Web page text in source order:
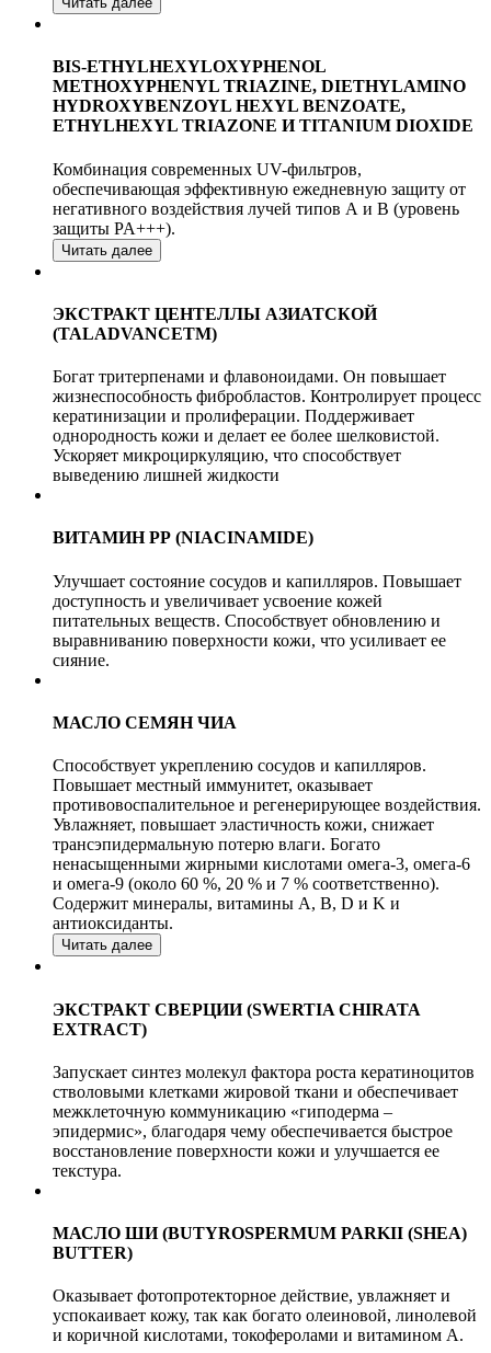
BIS-ETHYLHEXYLOXYPHENOL
METHOXYPHENYL TRIAZINE, DIETHYLAMINO
HYDROXYBENZOYL HEXYL BENZOATE,
ETHYLHEXYL TRIAZONE И TITANIUM DIOXIDE
Комбинация современных UV-фильтров,
обеспечивающая эффективную ежедневную защиту от
негативного воздействия лучей типов А и В (уровень
защиты PA+++).
Читать далее
ЭКСТРАКТ ЦЕНТЕЛЛЫ АЗИАТСКОЙ
(TALADVANCETM)
Богат тритерпенами и флавоноидами. Он повышает
жизнеспособность фибробластов. Контролирует процесс
кератинизации и пролиферации. Поддерживает
однородность кожи и делает ее более шелковистой.
Ускоряет микроциркуляцию, что способствует
выведению лишней жидкости
ВИТАМИН РР (NIACINAMIDE)
Улучшает состояние сосудов и капилляров. Повышает
доступность и увеличивает усвоение кожей
питательных веществ. Способствует обновлению и
выравниванию поверхности кожи, что усиливает ее
сияние.
МАСЛО СЕМЯН ЧИА
Способствует укреплению сосудов и капилляров.
Повышает местный иммунитет, оказывает
противовоспалительное и регенерирующее воздействия.
Увлажняет, повышает эластичность кожи, снижает
трансэпидермальную потерю влаги. Богато
ненасыщенными жирными кислотами омега-3, омега-6
и омега-9 (около 60 %, 20 % и 7 % соответственно).
Содержит минералы, витамины A, B, D и K и
антиоксиданты.
Читать далее
ЭКСТРАКТ СВЕРЦИИ (SWERTIA CHIRATA
EXTRACT)
Запускает синтез молекул фактора роста кератиноцитов
стволовыми клетками жировой ткани и обеспечивает
межклеточную коммуникацию «гиподерма –
эпидермис», благодаря чему обеспечивается быстрое
восстановление поверхности кожи и улучшается ее
текстура.
МАСЛО ШИ (BUTYROSPERMUM PARKII (SHEA)
BUTTER)
Оказывает фотопротекторное действие, увлажняет и
успокаивает кожу, так как богато олеиновой, линолевой
и коричной кислотами, токоферолами и витамином А.